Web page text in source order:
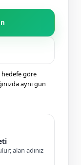
göre
aynı gün
alan adınız